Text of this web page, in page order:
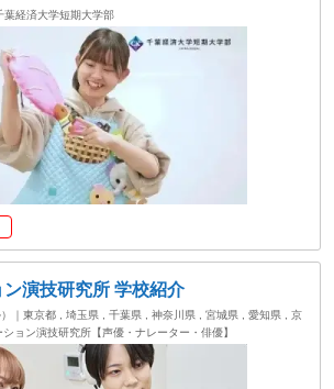
葉経済大学短期大学部
ン演技研究所 学校紹介
｜東京都 , 埼玉県 , 千葉県 , 神奈川県 , 宮城県 , 愛知県 , 京
ション演技研究所【声優・ナレーター・俳優】